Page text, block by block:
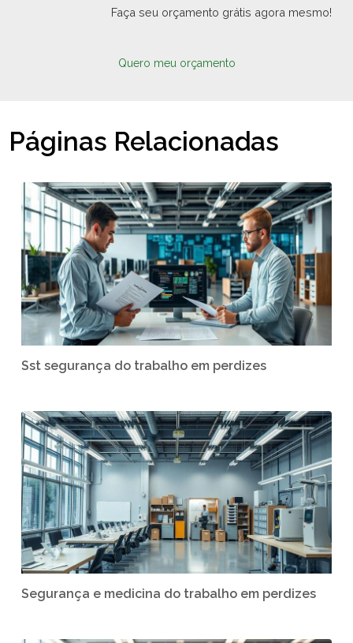
Faça seu orçamento grátis agora mesmo!
Quero meu orçamento
Páginas Relacionadas
Sst segurança do trabalho em perdizes
Segurança e medicina do trabalho em perdizes